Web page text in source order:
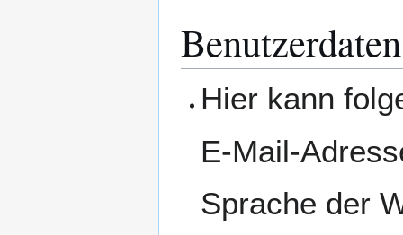
Benutzerdaten
Hier kann
E-Mail-
Sprache der